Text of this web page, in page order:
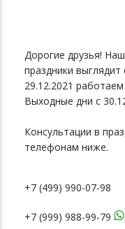
Дорогие друзья!
праздники
29.12.2021
Выходные дни с
Консультации в
телефонам ниже.
+7 (499) 990-07-98
+7 (999) 988-99-79